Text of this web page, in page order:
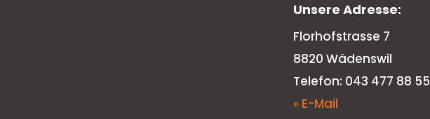
Unsere Adresse:
Florhofstrasse 7
8820 Wädenswil
Telefon: 043 477 88 55
» E-Mail